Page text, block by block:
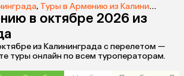
, Туры в Армению из Калининграда
в октябре 2026 из
из Калининграда с перелетом —
туры онлайн по всем туроператорам.